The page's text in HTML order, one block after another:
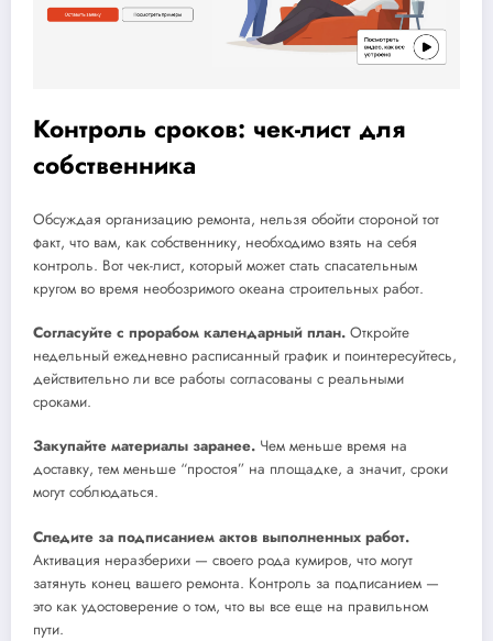
Контроль сроков: чек-лист для
собственника
Обсуждая организацию ремонта, нельзя обойти стороной тот
факт, что вам, как собственнику, необходимо взять на себя
контроль. Вот чек-лист, который может стать спасательным
кругом во время необозримого океана строительных работ.
Согласуйте с прорабом календарный план. Откройте
недельный ежедневно расписанный график и поинтересуйтесь,
действительно ли все работы согласованы с реальными
сроками.
Закупайте материалы заранее. Чем меньше время на
доставку, тем меньше “простоя” на площадке, а значит, сроки
могут соблюдаться.
Следите за подписанием актов выполненных работ.
Активация неразберихи — своего рода кумиров, что могут
затянуть конец вашего ремонта. Контроль за подписанием —
это как удостоверение о том, что вы все еще на правильном
пути.